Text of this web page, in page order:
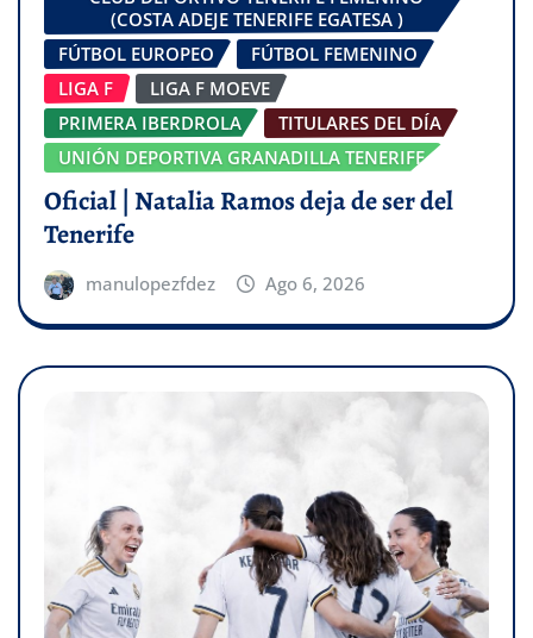
(COSTA ADEJE TENERIFE EGATESA )
FÚTBOL EUROPEO
FÚTBOL FEMENINO
LIGA F
LIGA F MOEVE
PRIMERA IBERDROLA
TITULARES DEL DÍA
UNIÓN DEPORTIVA GRANADILLA TENERIFE
Oficial | Natalia Ramos deja de ser del
Tenerife
manulopezfdez Ago 6, 2026